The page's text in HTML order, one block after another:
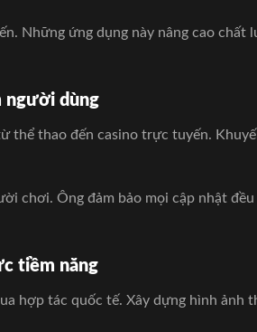
Những ứng dụng này nâng cao
người dùng
thể thao đến casino trực tuyến.
chơi. Ông đảm bảo mọi cập nhật
tiềm năng
hợp tác quốc tế. Xây dựng hình